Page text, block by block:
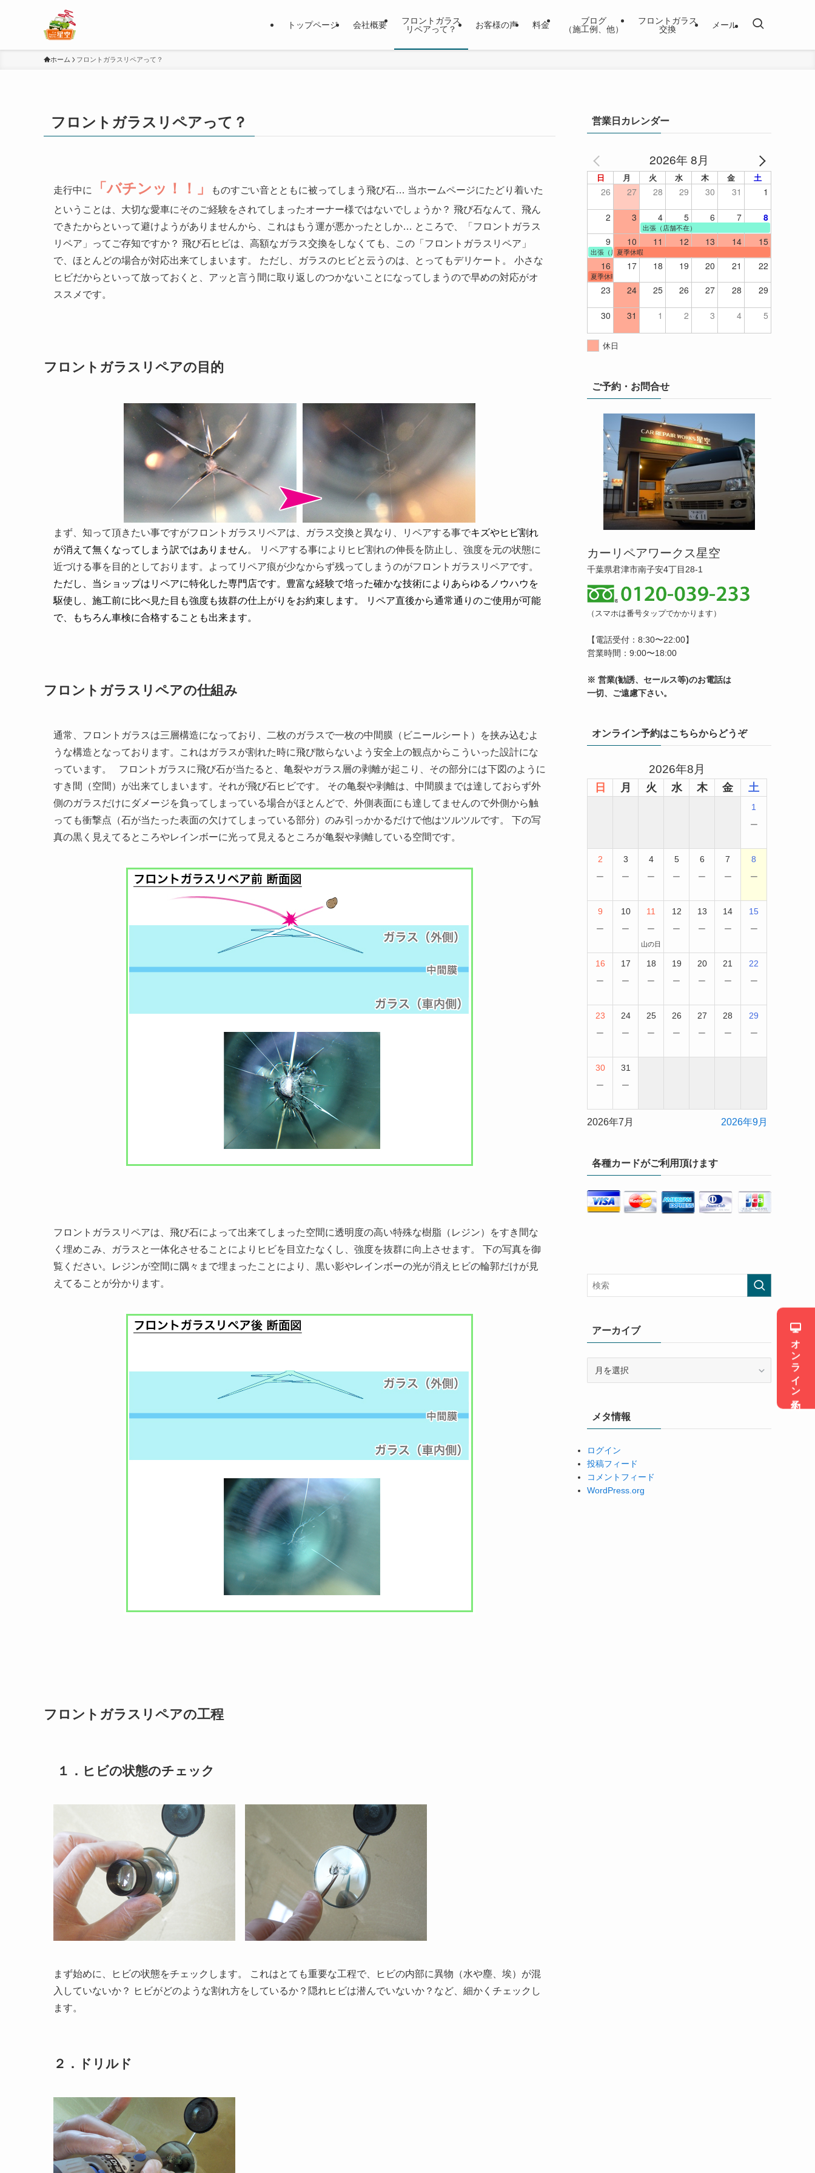
トップページ 会社概要
フロントガラス
リペアって？
お客様の声 料金
ブログ
（施工例、他）
フロントガラス
交換
メール
ホーム フロントガラスリペアって？
フロントガラスリペアって？
走行中に 「バチンッ！！」 ものすごい音とともに被ってしまう飛び石… 当ホームページにたどり着いた
ということは、大切な愛車にそのご経験をされてしまったオーナー様ではないでしょうか？ 飛び石なんて、飛ん
できたからといって避けようがありませんから、これはもう運が悪かったとしか… ところで、「フロントガラス
リペア」ってご存知ですか？ 飛び石ヒビは、高額なガラス交換をしなくても、この「フロントガラスリペア」
で、ほとんどの場合が対応出来てしまいます。
ただし、ガラスのヒビと云うのは、とってもデリケート。
小さな
ヒビだからといって放っておくと、アッと言う間に取り返しのつかないことになってしまうので早めの対応がオ
ススメです。
フロントガラスリペアの目的
まず、知って頂きたい事ですがフロントガラスリペアは、ガラス交換と異なり、リペアする事でキズやヒビ割れ
が消えて無くなってしまう訳ではありません。
リペアする事によりヒビ割れの伸長を防止し、強度を元の状態に
近づける事を目的としております。よってリペア痕が少なからず残ってしまうのがフロントガラスリペアです。
ただし、当ショップはリペアに特化した専門店です。豊富な経験で培った確かな技術によりあらゆるノウハウを
駆使し、施工前に比べ見た目も強度も抜群の仕上がりをお約束します。
リペア直後から通常通りのご使用が可能
で、もちろん車検に合格することも出来ます。
フロントガラスリペアの仕組み
通常、フロントガラスは三層構造になっており、二枚のガラスで一枚の中間膜（ビニールシート）を挟み込むよ
うな構造となっております。これはガラスが割れた時に飛び散らないよう安全上の観点からこういった設計にな
っています。
フロントガラスに飛び石が当たると、亀裂やガラス層の剥離が起こり、その部分には下図のように
すき間（空間）が出来てしまいます。それが飛び石ヒビです。
その亀裂や剥離は、中間膜までは達しておらず外
側のガラスだけにダメージを負ってしまっている場合がほとんどで、外側表面にも達してませんので外側から触
っても衝撃点（石が当たった表面の欠けてしまっている部分）のみ引っかかるだけで他はツルツルです。
下の写
真の黒く見えてるところやレインボーに光って見えるところが亀裂や剥離している空間です。
フロントガラスリペアは、飛び石によって出来てしまった空間に透明度の高い特殊な樹脂（レジン）をすき間な
く埋めこみ、ガラスと一体化させることによりヒビを目立たなくし、強度を抜群に向上させます。
下の写真を御
覧ください。レジンが空間に隅々まで埋まったことにより、黒い影やレインボーの光が消えヒビの輪郭だけが見
えてることが分かります。
フロントガラスリペアの工程
１．ヒビの状態のチェック
まず始めに、ヒビの状態をチェックします。 これはとても重要な工程で、ヒビの内部に異物（水や塵、埃）が混
入していないか？ ヒビがどのような割れ方をしているか？隠れヒビは潜んでいないか？など、細かくチェックし
ます。
２．ドリルド
営業日カレンダー
2026年 8月
日 月 火 水 木 金 土
26 27 28 29 30 31 1
2 3 4 5 6 7 8
出張（店舗不在）
9 10 11 12 13 14 15
出張（店舗不在）
夏季休暇
16 17 18 19 20 21 22
夏季休暇
23 24 25 26 27 28 29
30 31 1 2 3 4 5
休日
ご予約・お問合せ
カーリペアワークス星空
千葉県君津市南子安4丁目28-1
（スマホは番号タップでかかります）
【電話受付：8:30〜22:00】
営業時間：9:00〜18:00
※ 営業(勧誘、セールス等)のお電話は
一切、ご遠慮下さい。
オンライン予約はこちらからどうぞ
2026年8月
日 月 火 水 木 金 土
1
−
2
−
3
−
4
−
5
−
6
−
7
−
8
−
9
−
10
−
11
−
山の日
12
−
13
−
14
−
15
−
16
−
17
−
18
−
19
−
20
−
21
−
22
−
23
−
24
−
25
−
26
−
27
−
28
−
29
−
30
−
31
−
2026年7月 2026年9月
各種カードがご利用頂けます
アーカイブ
ブメタ情報
ログイン
投稿フィード
コメントフィード
WordPress.org
オンライン予約